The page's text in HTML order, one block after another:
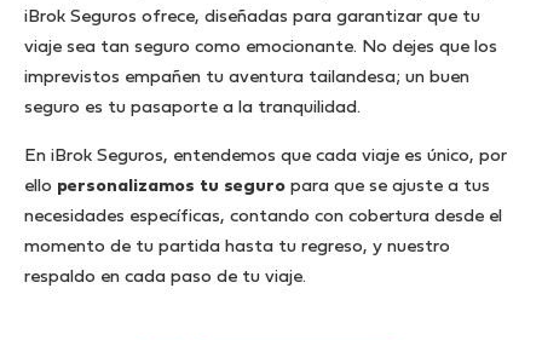
iBrok Seguros ofrece, diseñadas para garantizar que tu
viaje sea tan seguro como emocionante. No dejes que los
imprevistos empañen tu aventura tailandesa; un buen
seguro es tu pasaporte a la tranquilidad.
En iBrok Seguros, entendemos que cada viaje es único, por
ello personalizamos tu seguro para que se ajuste a tus
necesidades específicas, contando con cobertura desde el
momento de tu partida hasta tu regreso, y nuestro
respaldo en cada paso de tu viaje.